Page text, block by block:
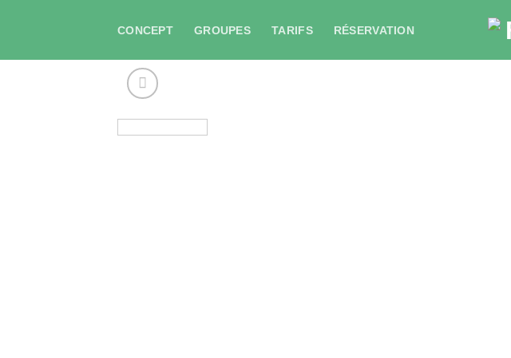
CONCEPT GROUPES TARIFS RÉSERVATION